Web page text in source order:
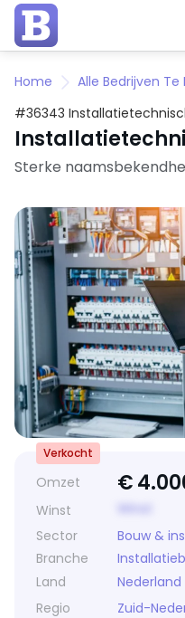
Home
Alle Bedrijven Te
#36343
Sterke
Omzet €
Winst
Sector
Bouw &
Branche
Land
Nederland
Regio
Zuid-
Verkocht